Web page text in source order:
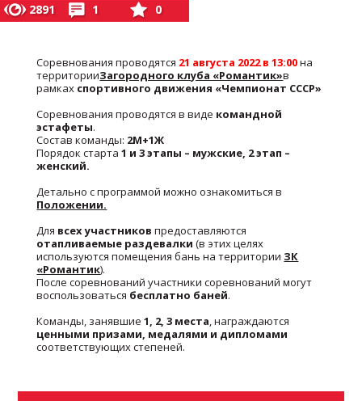
2891 1 0
Соревнования проводятся 21 августа 2022 в 13:00на
территорииЗагородного клуба «Романтик»в
рамках спортивного движения «Чемпионат СССР»
Соревнования проводятся в виде командной
эстафеты.
Состав команды: 2М+1Ж
Порядок старта1 и 3 этапы – мужские, 2 этап –
женский.
Детально с программой можно ознакомиться в
Положении.
Для всех участников предоставляются
отапливаемые раздевалки (в этих целях
используются помещения бань на территории ЗК
«Романтик).
После соревнований участники соревнований могут
воспользоваться бесплатно баней.
Команды, занявшие1, 2, 3 места, награждаются
ценными призами, медалями и дипломами
соответствующих степеней.